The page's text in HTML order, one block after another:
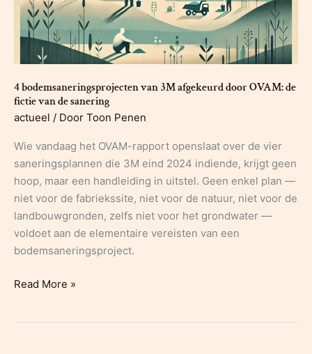
4 bodemsaneringsprojecten van 3M afgekeurd door OVAM: de
fictie van de sanering
actueel / Door Toon Penen
Wie vandaag het OVAM-rapport openslaat over de vier
saneringsplannen die 3M eind 2024 indiende, krijgt geen
hoop, maar een handleiding in uitstel. Geen enkel plan —
niet voor de fabriekssite, niet voor de natuur, niet voor de
landbouwgronden, zelfs niet voor het grondwater —
voldoet aan de elementaire vereisten van een
bodemsaneringsproject.
4
Read More »